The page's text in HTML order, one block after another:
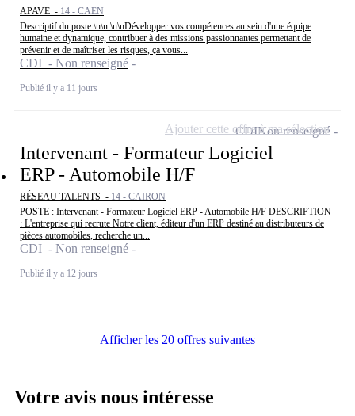
APAVE - 14 - CAEN
Descriptif du poste:\n\n \n\nDévelopper vos compétences au sein d'une équipe
humaine et dynamique, contribuer à des missions passionnantes permettant de
prévenir et de maîtriser les risques, ça vous...
CDI - Non renseigné
Publié il y a 11 jours
Intervenant - Formateur Logiciel
ERP - Automobile H/F
RÉSEAU TALENTS - 14 - CAIRON
POSTE : Intervenant - Formateur Logiciel ERP - Automobile H/F DESCRIPTION
: L'entreprise qui recrute Notre client, éditeur d'un ERP destiné au distributeurs de
pièces automobiles, recherche un...
CDI - Non renseigné
Publié il y a 12 jours
CDINon renseigné
Ajouter cette offre à ma sélection
Afficher les 20 offres suivantes
Votre avis nous intéresse